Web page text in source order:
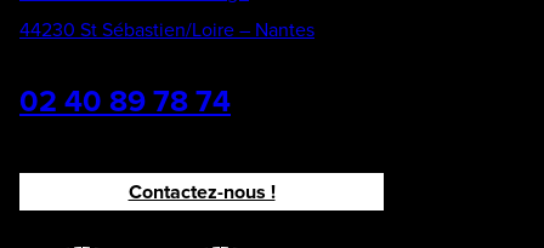
44230 St Sébastien/Loire – Nantes
02 40 89 78 74
Contactez-nous !